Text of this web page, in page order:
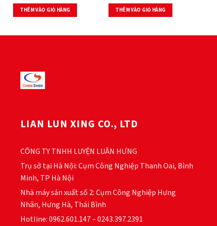
THÊM VÀO GIỎ HÀNG THÊM VÀO GIỎ HÀNG
LIAN LUN XING CO., LTD
CÔNG TY TNHH LUYỆN LUÂN HƯNG
Trụ sở tại Hà Nội: Cụm Công Nghiệp Thanh Oai, Bình
Minh, TP Hà Nội
Nhà máy sản xuất số 2: Cụm Công Nghiệp Hưng
Nhân, Hưng Hà, Thái Bình
Hotline: 0962.601.147 – 0243.397.2391